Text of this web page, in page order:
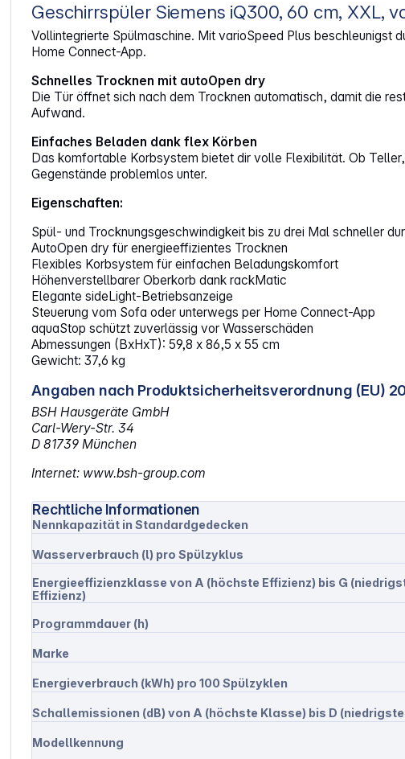
Artikelinformationen "Siemens SX73EX22CE Spüler vollintegriert
Geschirrspüler Siemens iQ300, 60 cm, XXL,
Vollintegrierte Spülmaschine. Mit varioSpeed Plus beschleunigst
Home Connect-App.
Schnelles Trocknen mit autoOpen dry
Die Tür öffnet sich nach dem Trocknen automatisch, damit die
Aufwand.
Einfaches Beladen dank flex Körben
Das komfortable Korbsystem bietet dir volle Flexibilität. Ob
Gegenstände problemlos unter.
Eigenschaften:
Spül- und Trocknungsgeschwindigkeit bis zu drei Mal schneller
AutoOpen dry für energieeffizientes Trocknen
Flexibles Korbsystem für einfachen Beladungskomfort
Höhenverstellbarer Oberkorb dank rackMatic
Elegante sideLight-Betriebsanzeige
Steuerung vom Sofa oder unterwegs per Home Connect-App
aquaStop schützt zuverlässig vor Wasserschäden
Abmessungen (BxHxT): 59,8 x 86,5 x 55 cm
Gewicht: 37,6 kg
Angaben nach Produktsicherheitsverordnung (EU)
BSH Hausgeräte GmbH
Carl-Wery-Str. 34
D 81739 München
Internet: www.bsh-group.com
Rechtliche Informationen
Nennkapazität in Standardgedecken
Wasserverbrauch (l) pro Spülzyklus
Energieeffizienzklasse von A (höchste Effizienz) bis G
Effizienz)
Programmdauer (h)
Marke
Energieverbrauch (kWh) pro 100 Spülzyklen
Schallemissionen (dB) von A (höchste Klasse) bis D
Modellkennung